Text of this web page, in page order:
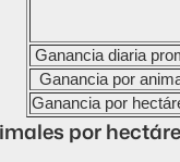
Ganancia diaria
Ganancia por
Ganancia por
por